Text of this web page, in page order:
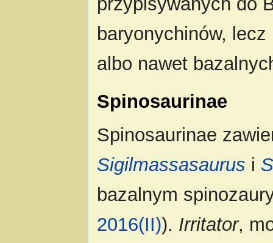
baryonychinów,
albo nawet
Spinosaurinae
Spinosaurinae
Sigilmassasaurus i
bazalnym
2016(II)). Irritator,